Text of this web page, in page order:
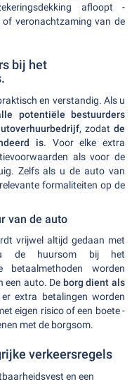
afloopt -
veronachtzaming van de
bij het
en verstandig. Als u
potentiële bestuurders
, zodat de
is. Voor elke extra
als voor de
Zelfs als u de auto van
formaliteiten op de
van de auto
vrijwel altijd gedaan met
u de huursom bij het
betaalmethoden worden
een auto. De borg dient als
extra betalingen worden
eigen risico of een boete -
met de borgsom.
verkeersregels
en een